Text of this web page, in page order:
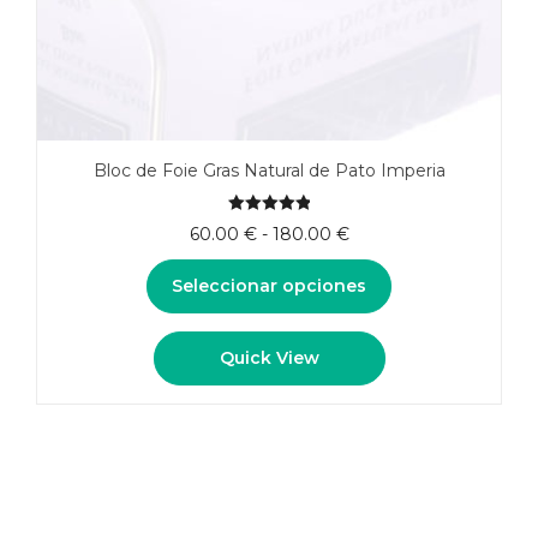
Bloc de Foie Gras Natural de Pato Imperia
5.00 de 5
60.00 € - 180.00 €Rango
de
precios:
desde
60.00 €
hasta
180.00 €
Seleccionar opciones
producto
tiene
Quick View